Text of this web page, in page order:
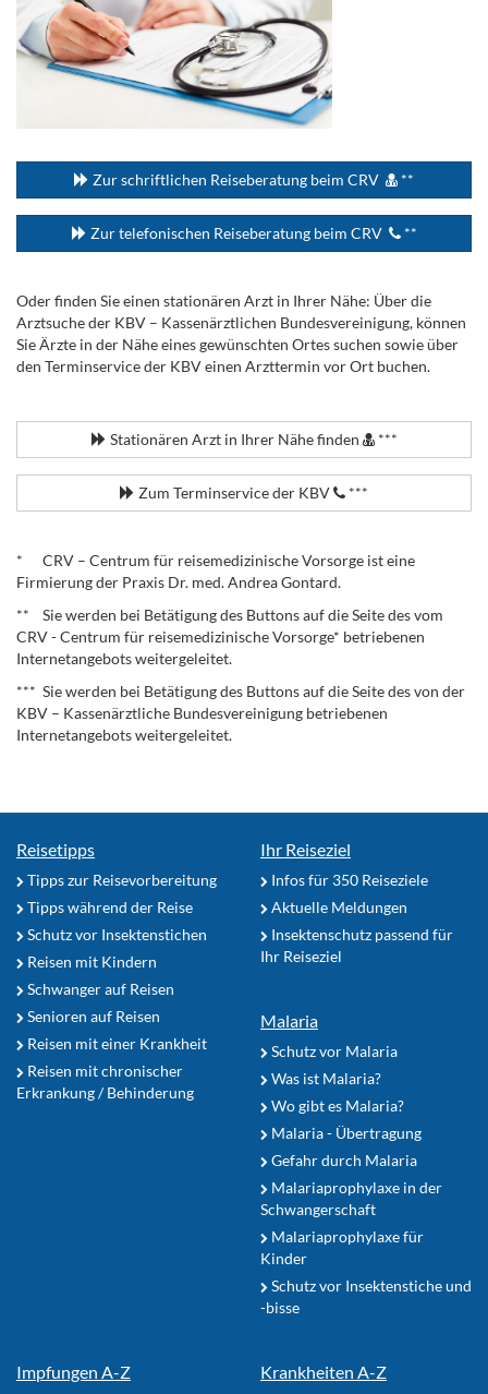
Zur schriftlichen Reiseberatung beim CRV **
Zur telefonischen Reiseberatung beim CRV **
Oder finden Sie einen stationären Arzt in Ihrer Nähe: Über die
Arztsuche der KBV – Kassenärztlichen Bundesvereinigung, können
Sie Ärzte in der Nähe eines gewünschten Ortes suchen sowie über
den Terminservice der KBV einen Arzttermin vor Ort buchen.
Stationären Arzt in Ihrer Nähe finden ***
Zum Terminservice der KBV ***
* CRV – Centrum für reisemedizinische Vorsorge ist eine
Firmierung der Praxis Dr. med. Andrea Gontard.
** Sie werden bei Betätigung des Buttons auf die Seite des vom
CRV - Centrum für reisemedizinische Vorsorge* betriebenen
Internetangebots weitergeleitet.
*** Sie werden bei Betätigung des Buttons auf die Seite des von der
KBV – Kassenärztliche Bundesvereinigung betriebenen
Internetangebots weitergeleitet.
Reisetipps
Tipps zur Reisevorbereitung
Tipps während der Reise
Schutz vor Insektenstichen
Reisen mit Kindern
Schwanger auf Reisen
Senioren auf Reisen
Reisen mit einer Krankheit
Reisen mit chronischer
Erkrankung / Behinderung
Ihr Reiseziel
Infos für 350 Reiseziele
Aktuelle Meldungen
Insektenschutz passend für
Ihr Reiseziel
Malaria
Schutz vor Malaria
Was ist Malaria?
Wo gibt es Malaria?
Malaria - Übertragung
Gefahr durch Malaria
Malariaprophylaxe in der
Schwangerschaft
Malariaprophylaxe für
Kinder
Schutz vor Insektenstiche und
-bisse
Impfungen A-Z Krankheiten A-Z